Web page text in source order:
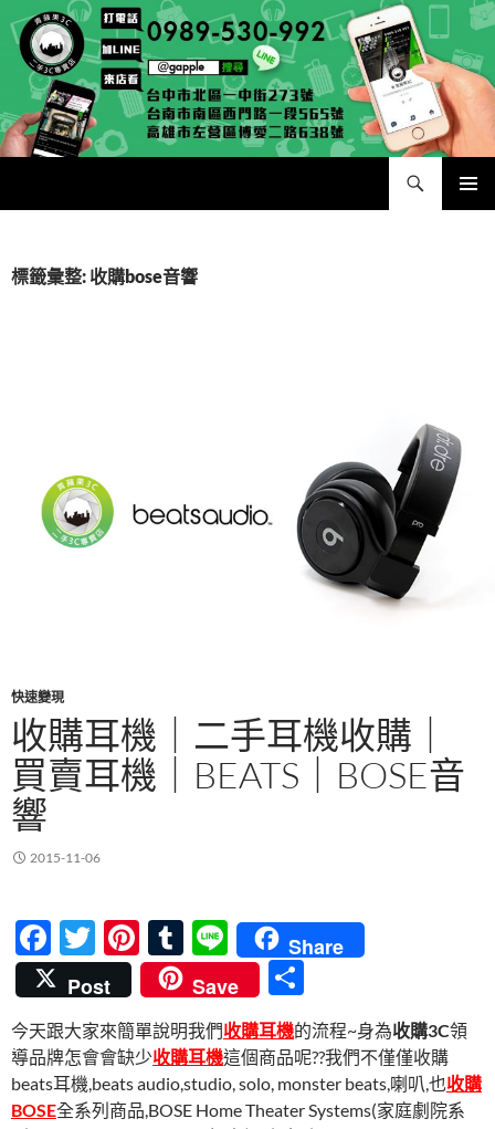
至
內
容
標籤彙整: 收購bose音響
快速變現
收購耳機｜二手耳機收購｜
買賣耳機｜BEATS｜BOSE音
響
2015-11-06
F
ac
e
b
o
o
T
w
itt
er
Pi
nt
er
es
t
T
u
m
bl
r
Li
n
e
Share
Post
Save
享
今天跟大家來簡單說明我們收購耳機的流程~身為收購3C領
導品牌怎會會缺少收購耳機這個商品呢??我們不僅僅收購
beats耳機,beats audio,studio, solo, monster beats,喇叭,也收購
BOSE全系列商品,BOSE Home Theater Systems(家庭劇院系